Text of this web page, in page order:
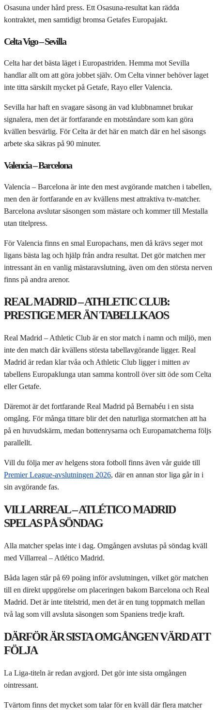
Osasuna under hård press. Ett Osasuna-resultat kan rädda
kontraktet, men samtidigt bromsa Getafes Europajakt.
Celta Vigo – Sevilla
Celta har det bästa läget i Europastriden. Hemma mot Sevilla
handlar allt om att göra jobbet själv. Om Celta vinner behöver laget
inte titta särskilt mycket på Getafe, Rayo eller Valencia.
Sevilla har haft en svagare säsong än vad klubbnamnet brukar
signalera, men det är fortfarande en motståndare som kan göra
kvällen besvärlig. För Celta är det här en match där en hel säsongs
arbete ska säkras på 90 minuter.
Valencia – Barcelona
Valencia – Barcelona är inte den mest avgörande matchen i tabellen,
men den är fortfarande en av kvällens mest attraktiva tv-matcher.
Barcelona avslutar säsongen som mästare och kommer till Mestalla
utan titelpress.
För Valencia finns en smal Europachans, men då krävs seger mot
ligans bästa lag och hjälp från andra resultat. Det gör matchen mer
intressant än en vanlig mästaravslutning, även om den största nerven
finns på andra arenor.
REAL MADRID – ATHLETIC CLUB:
PRESTIGE MER ÄN TABELLKAOS
Real Madrid – Athletic Club är en stor match i namn och miljö, men
inte den match där kvällens största tabellavgörande ligger. Real
Madrid är redan klar tvåa och Athletic Club ligger i mitten av
tabellens Europaklunga utan samma kontroll över sitt öde som Celta
eller Getafe.
Däremot är det fortfarande Real Madrid på Bernabéu i en sista
omgång. För många tittare blir det den naturliga stormatchen att ha
på en huvudskärm, medan bottenrysarna och Europamatcherna följs
parallellt.
Vill du följa mer av helgens stora fotboll finns även vår guide till
Premier League-avslutningen 2026, där en annan stor liga går in i
sin avgörande fas.
VILLARREAL – ATLÉTICO MADRID
SPELAS PÅ SÖNDAG
Alla matcher spelas inte i dag. Omgången avslutas på söndag kväll
med Villarreal – Atlético Madrid.
Båda lagen står på 69 poäng inför avslutningen, vilket gör matchen
till en direkt uppgörelse om placeringen bakom Barcelona och Real
Madrid. Det är inte titelstrid, men det är en tung toppmatch mellan
två lag som vill avsluta säsongen som Spaniens tredje kraft.
DÄRFÖR ÄR SISTA OMGÅNGEN VÄRD ATT
FÖLJA
La Liga-titeln är redan avgjord. Det gör inte sista omgången
ointressant.
Tvärtom finns det mycket som talar för en kväll där flera matcher